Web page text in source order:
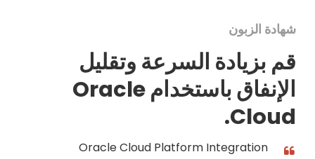
شهادة الزبون
قم بزيادة السرعة وتقليل
الإنفاق باستخدام Oracle
Cloud.
Oracle Cloud Platform Integration